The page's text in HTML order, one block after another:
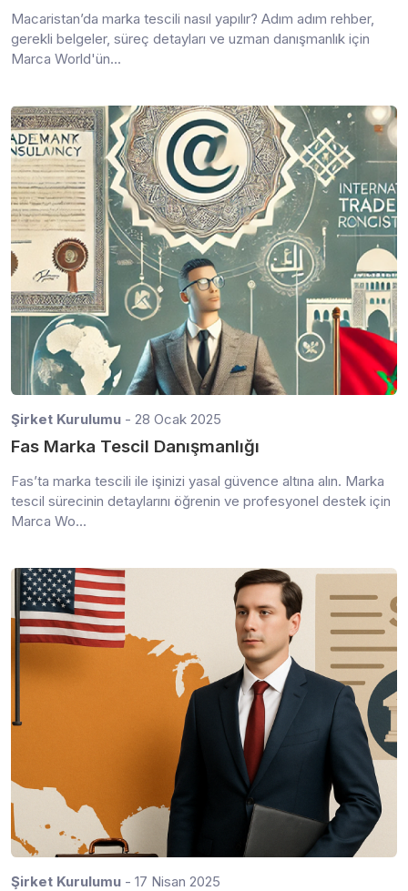
Macaristan’da marka tescili nasıl yapılır? Adım adım rehber,
gerekli belgeler, süreç detayları ve uzman danışmanlık için
Marca World'ün...
Şirket Kurulumu - 28 Ocak 2025
Fas Marka Tescil Danışmanlığı
Fas’ta marka tescili ile işinizi yasal güvence altına alın. Marka
tescil sürecinin detaylarını öğrenin ve profesyonel destek için
Marca Wo...
Şirket Kurulumu - 17 Nisan 2025